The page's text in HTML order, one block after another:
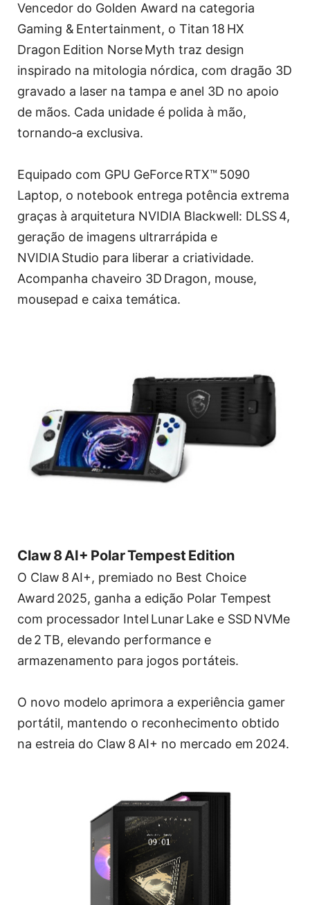
Vencedor do Golden Award na categoria
Gaming & Entertainment, o Titan 18 HX
Dragon Edition Norse Myth traz design
inspirado na mitologia nórdica, com dragão 3D
gravado a laser na tampa e anel 3D no apoio
de mãos. Cada unidade é polida à mão,
tornando‑a exclusiva.
Equipado com GPU GeForce RTX™ 5090
Laptop, o notebook entrega potência extrema
graças à arquitetura NVIDIA Blackwell: DLSS 4,
geração de imagens ultrarrápida e
NVIDIA Studio para liberar a criatividade.
Acompanha chaveiro 3D Dragon, mouse,
mousepad e caixa temática.
Claw 8 AI+ Polar Tempest Edition
O Claw 8 AI+, premiado no Best Choice
Award 2025, ganha a edição Polar Tempest
com processador Intel Lunar Lake e SSD NVMe
de 2 TB, elevando performance e
armazenamento para jogos portáteis.
O novo modelo aprimora a experiência gamer
portátil, mantendo o reconhecimento obtido
na estreia do Claw 8 AI+ no mercado em 2024.